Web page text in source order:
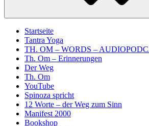
Startseite
Tantra Yoga
TH. OM – WORDS –
Th. Om – Erinnerungen
Der Weg
Th. Om
YouTube
Spinoza spricht
12 Worte – der Weg zum Sinn
Manifest 2000
Bookshop